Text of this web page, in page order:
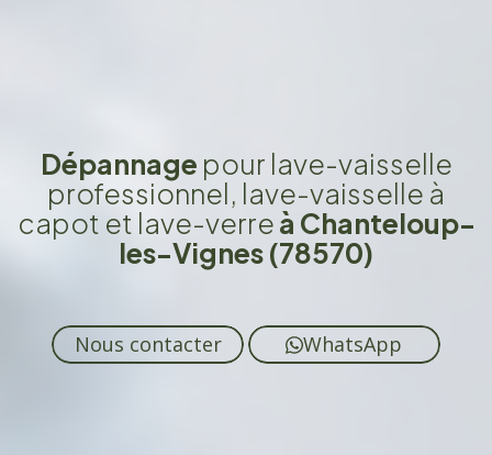
Dépannage pour lave-vaisselle
professionnel, lave-vaisselle à
capot et lave-verreà Chanteloup-
les-Vignes (78570)
Nous contacter WhatsApp